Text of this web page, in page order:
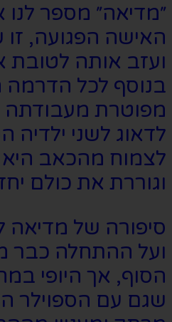
״מדיאה״ מספר
האישה הפגועה,
ועזב אותה
בנוסף לכל הדרמה
מפוטרת מעבודתה
לדאוג לשני ילדיה
לצמוח מהכאב היא
וגוררת את כולם
סיפורה של מדיאה
ועל ההתחלה כבר
הסוף, אך היופי
שגם עם הספוילר